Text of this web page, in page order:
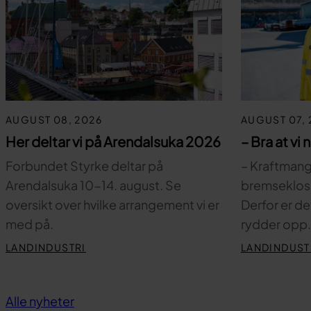
AUGUST 08, 2026
Her deltar vi på Arendalsuka 2026
Forbundet Styrke deltar på
Arendalsuka 10-14. august. Se
oversikt over hvilke arrangement vi er
med på.
LANDINDUSTRI
AUGUST 07,
– Bra at vi
–
Derfor er
rydder
Alle nyheter